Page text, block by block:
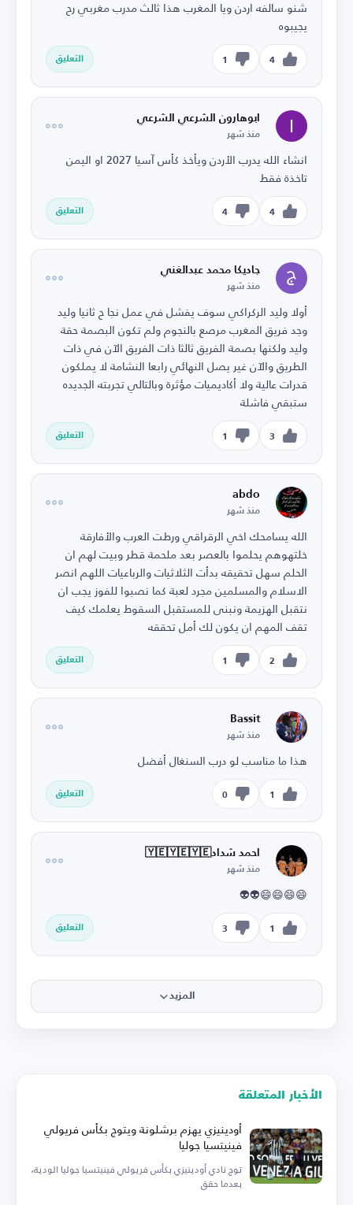
شنو سالفه اردن ويا المغرب هذا ثالث مدرب مغربي رح
يجيبوه
4
1 التعليق
ابوهارون الشرعي الشرعي
منذ شهر
انشاء الله يدرب الأردن ويأخذ كأس آسيا 2027 او اليمن
تاخذة فقط
4
4 التعليق
جاديكا محمد عبدالغني
منذ شهر
أولا وليد الركراكي سوف يفشل في عمل نجا ح ثانيا وليد
وجد فريق المغرب مرصع بالنجوم ولم تكون البصمة حقة
وليد ولكنها بصمة الفريق ثالثا ذات الفريق الآن في ذات
الطريق والآن غير يصل النهائي رابعا النشامة لا يملكون
قدرات عالية ولا أكاديميات مؤثرة وبالتالي تجربته الجديده
ستبقي فاشلة
3
1 التعليق
abdo
منذ شهر
الله يسامحك اخي الرقراقي ورطت العرب والأفارقة
خلتهوهم يحلموا بالعصر بعد ملحمة قطر وبيت لهم ان
الحلم سهل تحقيقه بدأت الثلاثيات والرباعيات اللهم انصر
الاسلام والمسلمين مجرد لعبة كما نصبوا للفوز يجب ان
نتقبل الهزيمة ونبنى للمستقبل السقوط يعلمك كيف
تقف المهم ان يكون لك أمل تحققه
2
1 التعليق
Bassit
منذ شهر
هذا ما مناسب لو درب السنغال أفضل
1
0 التعليق
احمد شداد🇾🇪🇾🇪🇾🇪
منذ شهر
😄😄😄😄👽👽
1
3 التعليق
المزيد
الأخبار المتعلقة
أودينيزي يهزم برشلونة ويتوج بكأس فريولي
فينيتسيا جوليا
توج نادي أودينيزي بكأس فريولي فينيتسيا جوليا الودية،
بعدما حقق